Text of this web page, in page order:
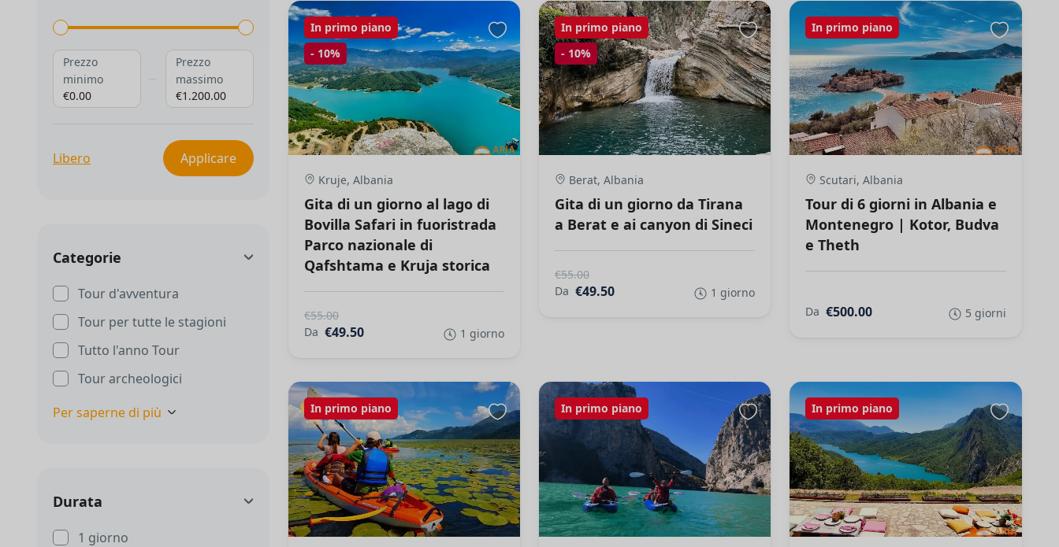
Prezzo
minimo
€0.00
Prezzo
massimo
€1.200.00
Libero Applicare
Categorie
Tour d'avventura
Tour per tutte le stagioni
Tutto l'anno Tour
Tour archeologici
Per saperne di più
Durata
1 giorno
In primo piano
- 10%
Kruje, Albania
Gita di un giorno al lago di
Bovilla Safari in fuoristrada
Parco nazionale di
Qafshtama e Kruja storica
€55.00
Da €49.50 1 giorno
In primo piano
- 10%
Berat, Albania
Gita di un giorno da Tirana
a Berat e ai canyon di Sineci
€55.00
Da €49.50 1 giorno
In primo piano
Scutari, Albania
Tour di 6 giorni in Albania e
Montenegro | Kotor, Budva
e Theth
Da €500.00 5 giorni
In primo piano In primo piano In primo piano